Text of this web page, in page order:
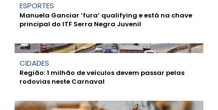
ESPORTES
Manuela Ganciar ‘fura’ qualifying e está na chave
principal do ITF Serra Negra Juvenil
CIDADES
Região: 1 milhão de veículos devem passar pelas
rodovias neste Carnaval